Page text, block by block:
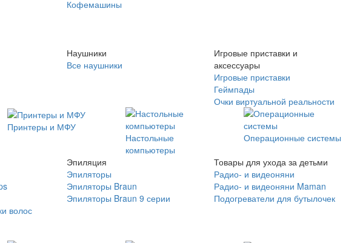
Кофемашины
Наушники
Все наушники
Игровые приставки и
аксессуары
Игровые приставки
Геймпады
Очки виртуальной реальности
Принтеры и МФУ
Настольные
компьютеры
Операционные системы
волос
Эпиляция
Эпиляторы
Эпиляторы Braun
Эпиляторы Braun 9 серии
Товары для ухода за детьми
Радио- и видеоняни
Радио- и видеоняни Maman
Подогреватели для бутылочек